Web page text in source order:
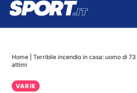
Home
Terribile incendio in casa: uomo di
attimi
VARIE